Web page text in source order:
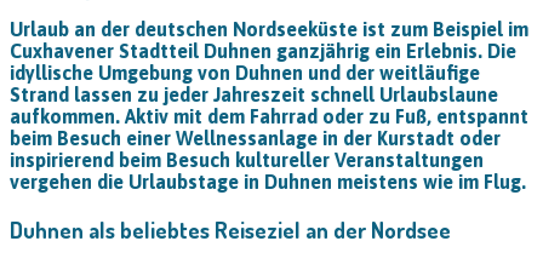
Urlaub an der deutschen Nordseeküste ist zum Beispiel im
Cuxhavener Stadtteil Duhnen ganzjährig ein Erlebnis. Die
idyllische Umgebung von Duhnen und der weitläufige
Strand lassen zu jeder Jahreszeit schnell Urlaubslaune
aufkommen. Aktiv mit dem Fahrrad oder zu Fuß, entspannt
beim Besuch einer Wellnessanlage in der Kurstadt oder
inspirierend beim Besuch kultureller Veranstaltungen
vergehen die Urlaubstage in Duhnen meistens wie im Flug.
Duhnen als beliebtes Reiseziel an der Nordsee